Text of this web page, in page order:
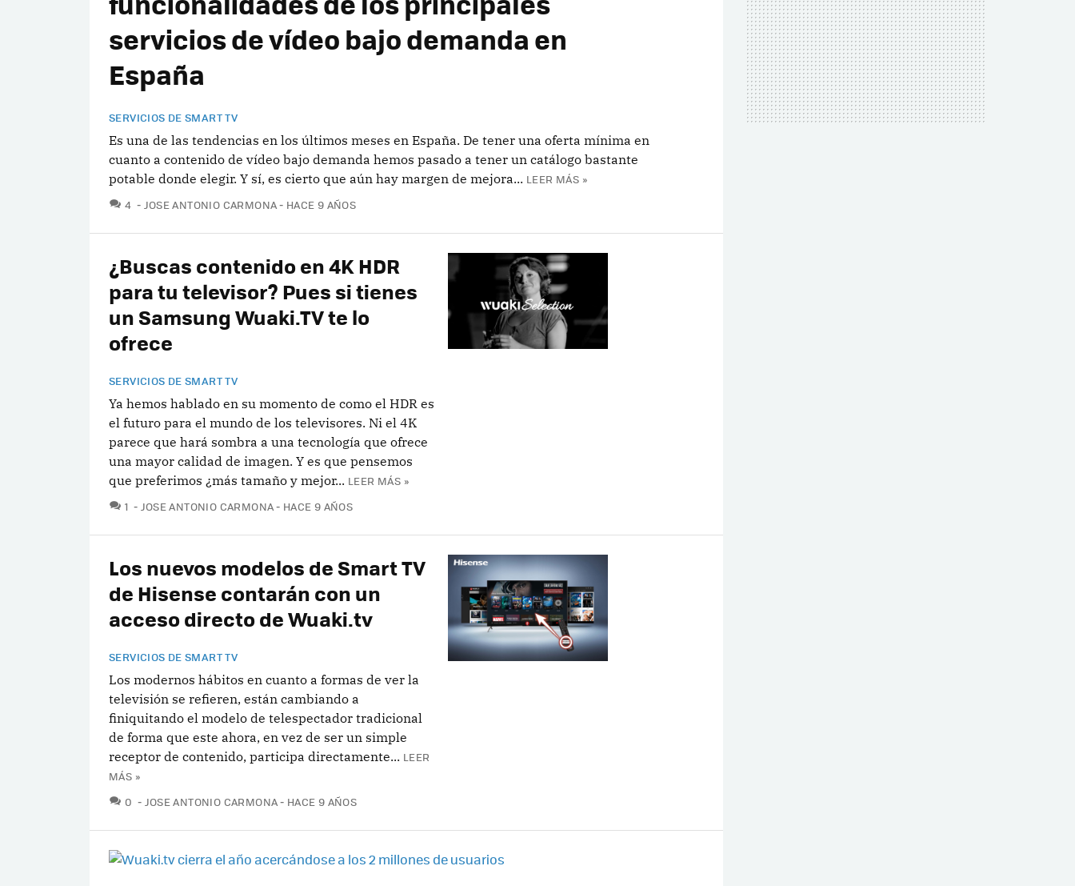
servicios de vídeo bajo demanda en
España
SERVICIOS DE SMART TV
Es una de las tendencias en los últimos meses en España. De tener una oferta mínima en
cuanto a contenido de vídeo bajo demanda hemos pasado a tener un catálogo bastante
potable donde elegir. Y sí, es cierto que aún hay margen de mejora... LEER MÁS »
4 COMENTARIOS
JOSE ANTONIO CARMONA HACE 9 AÑOS
¿Buscas contenido en 4K HDR
para tu televisor? Pues si tienes
un Samsung Wuaki.TV te lo
ofrece
SERVICIOS DE SMART TV
Ya hemos hablado en su momento de como el HDR es
el futuro para el mundo de los televisores. Ni el 4K
parece que hará sombra a una tecnología que ofrece
una mayor calidad de imagen. Y es que pensemos
que preferimos ¿más tamaño y mejor... LEER MÁS »
1 COMENTARIOS
JOSE ANTONIO CARMONA HACE 9 AÑOS
Los nuevos modelos de Smart TV
de Hisense contarán con un
acceso directo de Wuaki.tv
SERVICIOS DE SMART TV
Los modernos hábitos en cuanto a formas de ver la
televisión se refieren, están cambiando a
finiquitando el modelo de telespectador tradicional
de forma que este ahora, en vez de ser un simple
receptor de contenido, participa directamente... LEER
MÁS »
0 COMENTARIOS
JOSE ANTONIO CARMONA HACE 9 AÑOS